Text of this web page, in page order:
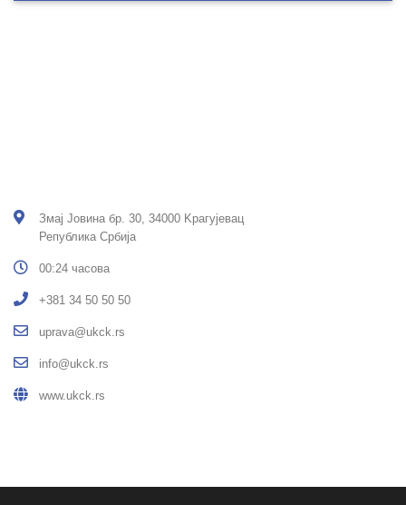
Змај Јовина бр. 30, 34000 Kрагујевац
Република Србија
00:24 часова
+381 34 50 50 50
uprava@ukck.rs
info@ukck.rs
www.ukck.rs